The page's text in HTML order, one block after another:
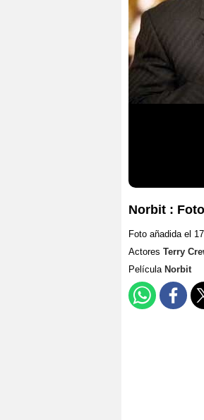
Norbit :
Foto añadida el
Actores Terry
Película Norbit